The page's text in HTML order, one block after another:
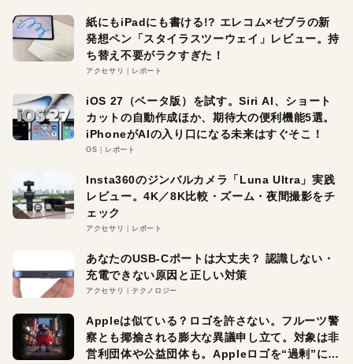
紙にもiPadにも書ける!? エレコム×ゼブラの新
発想ペン「スタイラスツーウェイ」レビュー。持
ち替え不要がラクすぎた！
アクセサリ レポート
iOS 27（ベータ版）を試す。Siri AI、ショート
カットの自動作成ほか、期待大の便利機能5選。
iPhoneがAIの入り口になる未来はすぐそこ！
OS レポート
Insta360のジンバルカメラ「Luna Ultra」実践
レビュー。4K／8K比較・ズーム・夜間撮影をチ
ェック
アクセサリ レポート
あなたのUSB-Cポートは大丈夫？ 認識しない・
充電できない原因と正しい対策
アクセサリ テクノロジー
Appleは似ている？ロゴを許さない。フルーツ警
察とも揶揄される膨大な異議申し立て。対象は非
営利団体や公益団体も。Appleロゴを“過剰”に守